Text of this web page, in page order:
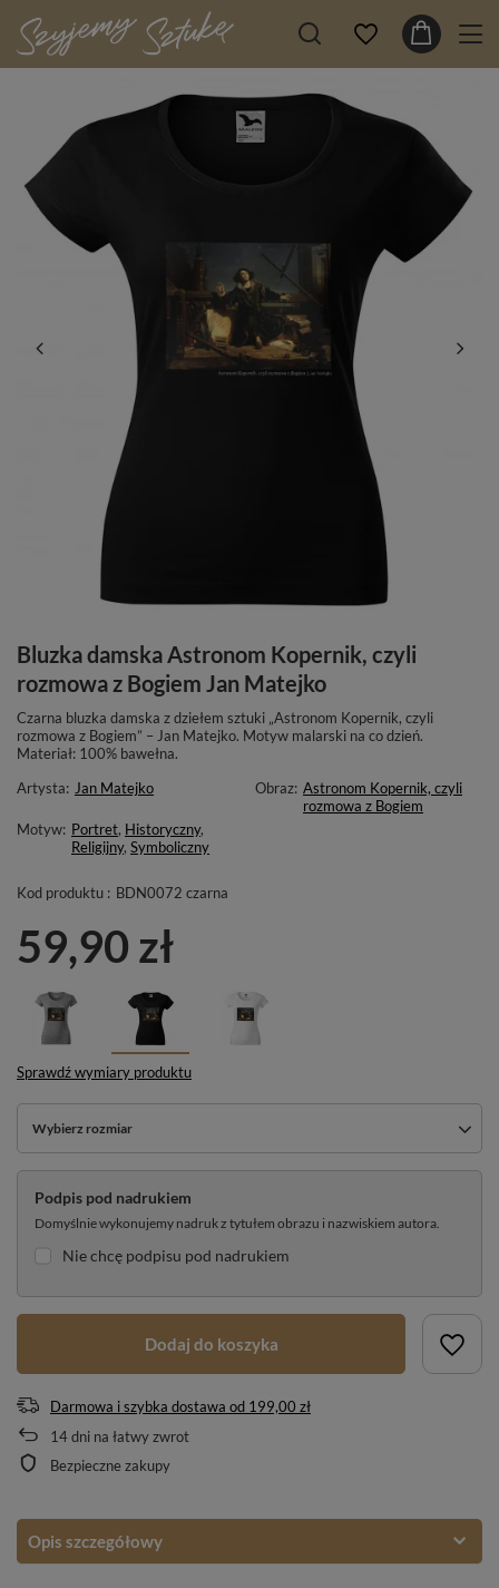
Bluzka damska Astronom Kopernik, czyli
rozmowa z Bogiem Jan Matejko
Czarna bluzka damska z dziełem sztuki „Astronom Kopernik, czyli
rozmowa z Bogiem” – Jan Matejko. Motyw malarski na co dzień.
Materiał: 100% bawełna.
Artysta: Jan Matejko Obraz: Astronom Kopernik, czyli
rozmowa z Bogiem
Motyw: Portret, Historyczny,
Religijny, Symboliczny
Kod produktu : BDN0072 czarna
59,90 zł
Sprawdź wymiary produktu
Wybierz rozmiar
Podpis pod nadrukiem
Domyślnie wykonujemy nadruk z tytułem obrazu i nazwiskiem autora.
Nie chcę podpisu pod nadrukiem
Dodaj do koszyka
Darmowa i szybka dostawa od 199,00 zł
14dni na łatwy zwrot
Bezpieczne zakupy
Opis szczegółowy